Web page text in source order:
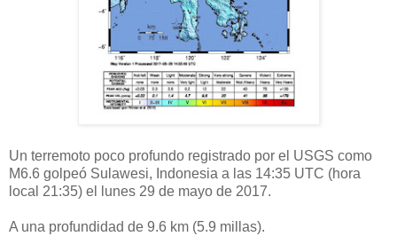
Un terremoto poco profundo registrado por el USGS como
M6.6 golpeó Sulawesi, Indonesia a las 14:35 UTC (hora
local 21:35) el lunes 29 de mayo de 2017.
A una profundidad de 9.6 km (5.9 millas).